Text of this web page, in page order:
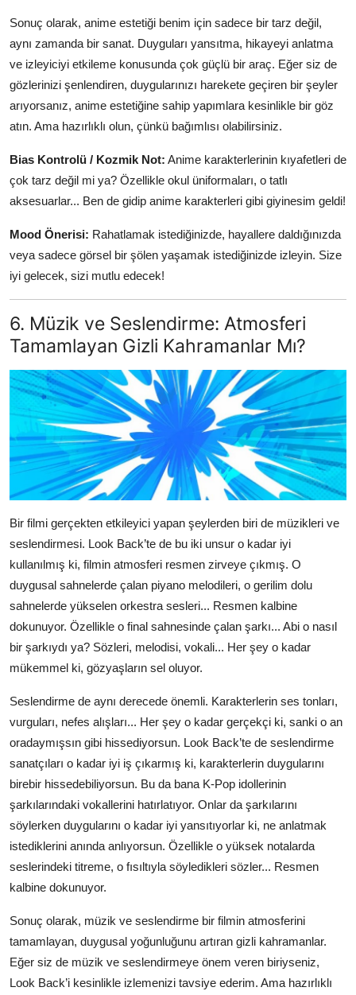
Sonuç olarak, anime estetiği benim için sadece bir tarz değil,
aynı zamanda bir sanat. Duyguları yansıtma, hikayeyi anlatma
ve izleyiciyi etkileme konusunda çok güçlü bir araç. Eğer siz de
gözlerinizi şenlendiren, duygularınızı harekete geçiren bir şeyler
arıyorsanız, anime estetiğine sahip yapımlara kesinlikle bir göz
atın. Ama hazırlıklı olun, çünkü bağımlısı olabilirsiniz.
Bias Kontrolü / Kozmik Not: Anime karakterlerinin kıyafetleri de
çok tarz değil mi ya? Özellikle okul üniformaları, o tatlı
aksesuarlar... Ben de gidip anime karakterleri gibi giyinesim geldi!
Mood Önerisi: Rahatlamak istediğinizde, hayallere daldığınızda
veya sadece görsel bir şölen yaşamak istediğinizde izleyin. Size
iyi gelecek, sizi mutlu edecek!
6. Müzik ve Seslendirme: Atmosferi
Tamamlayan Gizli Kahramanlar Mı?
Bir filmi gerçekten etkileyici yapan şeylerden biri de müzikleri ve
seslendirmesi. Look Back’te de bu iki unsur o kadar iyi
kullanılmış ki, filmin atmosferi resmen zirveye çıkmış. O
duygusal sahnelerde çalan piyano melodileri, o gerilim dolu
sahnelerde yükselen orkestra sesleri... Resmen kalbine
dokunuyor. Özellikle o final sahnesinde çalan şarkı... Abi o nasıl
bir şarkıydı ya? Sözleri, melodisi, vokali... Her şey o kadar
mükemmel ki, gözyaşların sel oluyor.
Seslendirme de aynı derecede önemli. Karakterlerin ses tonları,
vurguları, nefes alışları... Her şey o kadar gerçekçi ki, sanki o an
oradaymışsın gibi hissediyorsun. Look Back’te de seslendirme
sanatçıları o kadar iyi iş çıkarmış ki, karakterlerin duygularını
birebir hissedebiliyorsun. Bu da bana K-Pop idollerinin
şarkılarındaki vokallerini hatırlatıyor. Onlar da şarkılarını
söylerken duygularını o kadar iyi yansıtıyorlar ki, ne anlatmak
istediklerini anında anlıyorsun. Özellikle o yüksek notalarda
seslerindeki titreme, o fısıltıyla söyledikleri sözler... Resmen
kalbine dokunuyor.
Sonuç olarak, müzik ve seslendirme bir filmin atmosferini
tamamlayan, duygusal yoğunluğunu artıran gizli kahramanlar.
Eğer siz de müzik ve seslendirmeye önem veren biriyseniz,
Look Back’i kesinlikle izlemenizi tavsiye ederim. Ama hazırlıklı